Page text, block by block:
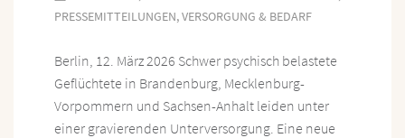
PRESSEMITTEILUNGEN,VERSORGUNG & BEDARF
Berlin, 12. März 2026 Schwer psychisch belastete
Geflüchtete in Brandenburg, Mecklenburg-
Vorpommern und Sachsen-Anhalt leiden unter
einer gravierenden Unterversorgung. Eine neue